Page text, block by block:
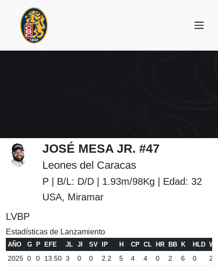
JOSÉ MESA JR. #47
Leones del Caracas
P | B/L: D/D | 1.93m/98Kg | Edad: 32
USA, Miramar
LVBP
Estadísticas de Lanzamiento
AÑO G P EFE JL JI SV IP H CP CL HR BB K HLD
2025 0 0 13.50 3 0 0 2.2 5 4 4 0 2 6 0